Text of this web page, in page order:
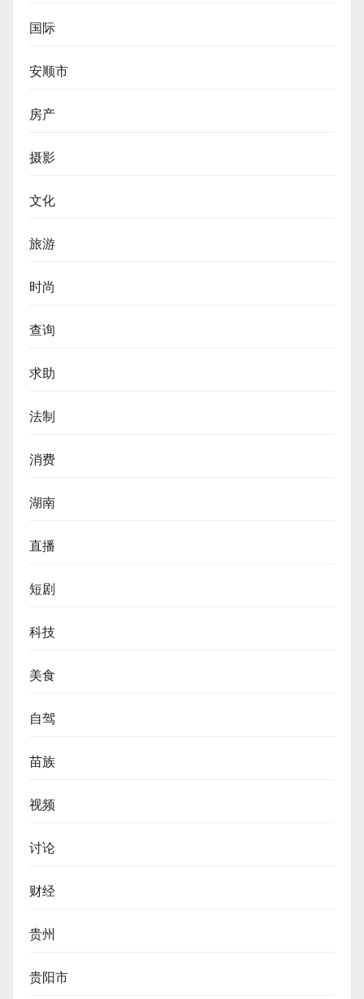
国际
安顺市
房产
摄影
文化
旅游
时尚
查询
求助
法制
消费
湖南
直播
短剧
科技
美食
自驾
苗族
视频
讨论
财经
贵州
贵阳市